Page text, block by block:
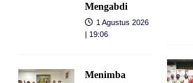
Mengabdi
1 Agustus 2026
| 19:06
Menimba